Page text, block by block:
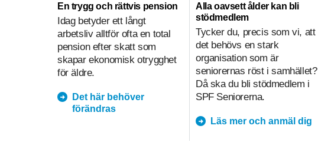
En trygg och rättvis pension
Idag betyder ett långt
arbetsliv alltför ofta en total
pension efter skatt som
skapar ekonomisk otrygghet
för äldre.
Det här behöver
förändras
Alla oavsett ålder kan bli
stödmedlem
Tycker du, precis som vi, att
det behövs en stark
organisation som är
seniorernas röst i samhället?
Då ska du bli stödmedlem i
SPF Seniorerna.
Läs mer och anmäl dig